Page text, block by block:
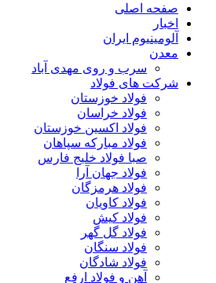
صفحه اصلی
اخبار
آلومینیوم ایران
معدن
سرب و روی مهدی آباد
شرکت های فولاد
فولاد خوزستان
فولاد خراسان
فولاد اکسین خوزستان
فولاد مبارکه سپاهان
صبا فولاد خلیج فارس
فولاد جهان آرا
فولاد هرمزگان
فولاد کاویان
فولاد کیش
فولاد گل گهر
فولاد سنگان
فولاد شادگان
آهن و فولاد ارفع